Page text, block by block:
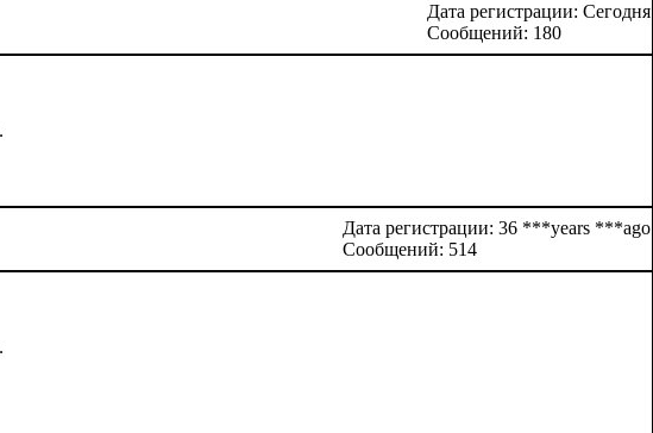
Дата регистрации: Сегодня
Сообщений: 180
Дата регистрации: 36 ***years ***ago
Сообщений: 514